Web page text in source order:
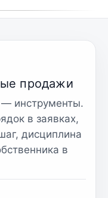
продажи
— инструменты.
в заявках,
дисциплина
в